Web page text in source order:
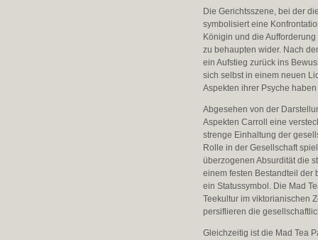
Die Gerichtsszene, bei der
symbolisiert eine
Königin und die
zu behaupten wider. Nach
ein Aufstieg zurück ins
sich selbst in einem neuen
Aspekten ihrer Psyche
Abgesehen von der
Aspekten Carroll eine
strenge Einhaltung der
Rolle in der Gesellschaft
überzogenen Absurdität die
einem festen Bestandteil der
ein Statussymbol. Die Mad
Teekultur im viktorianischen
persiflieren die
Gleichzeitig ist die Mad Tea